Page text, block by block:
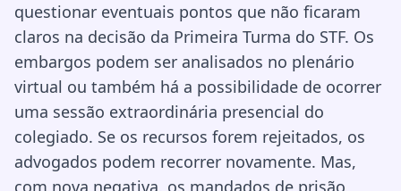
questionar eventuais pontos que não ficaram
claros na decisão da Primeira Turma do STF. Os
embargos podem ser analisados no plenário
virtual ou também há a possibilidade de ocorrer
uma sessão extraordinária presencial do
colegiado. Se os recursos forem rejeitados, os
advogados podem recorrer novamente. Mas,
com nova negativa, os mandados de prisão